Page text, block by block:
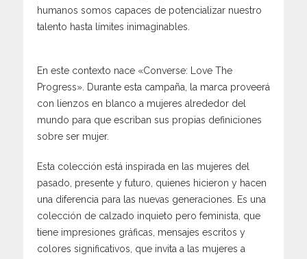
humanos somos capaces de potencializar nuestro
talento hasta límites inimaginables.
En este contexto nace «Converse: Love The
Progress». Durante esta campaña, la marca proveerá
con lienzos en blanco a mujeres alrededor del
mundo para que escriban sus propias definiciones
sobre ser mujer.
Esta colección está inspirada en las mujeres del
pasado, presente y futuro, quienes hicieron y hacen
una diferencia para las nuevas generaciones. Es una
colección de calzado inquieto pero feminista, que
tiene impresiones gráficas, mensajes escritos y
colores significativos, que invita a las mujeres a